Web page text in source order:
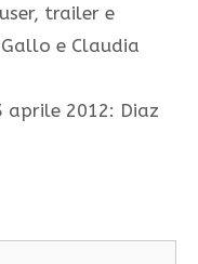
trailer e
e Claudia
2012: Diaz